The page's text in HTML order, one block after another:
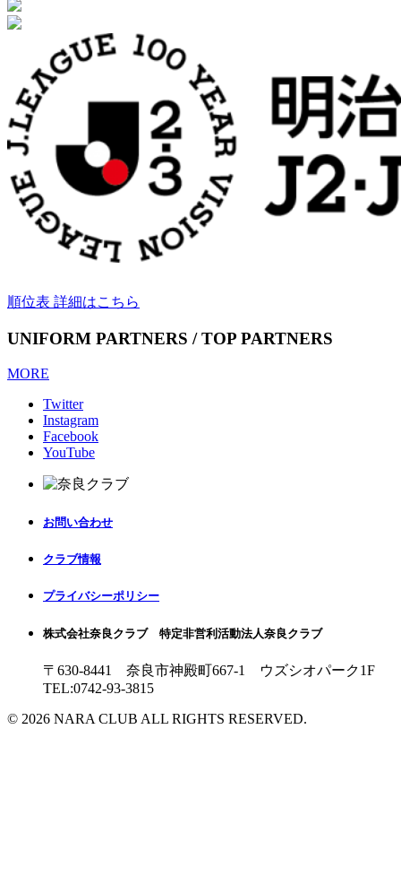
順位表 詳細はこちら
UNIFORM PARTNERS / TOP PARTNERS
MORE
Twitter
Instagram
Facebook
YouTube
お問い合わせ
クラブ情報
プライバシーポリシー
株式会社奈良クラブ 特定非営利活動法人奈良クラブ
〒630-8441 奈良市神殿町667-1
ウズシオパーク1F
TEL:0742-93-3815
© 2026 NARA CLUB ALL RIGHTS RESERVED.